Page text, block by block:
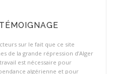
sur le fait que ce site
de la grande répression d’Alger
est nécessaire pour
algérienne et pour